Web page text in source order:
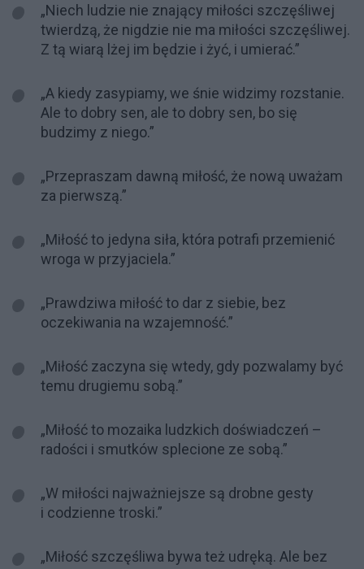
„Niech ludzie nie znający miłości szczęśliwej
twierdzą, że nigdzie nie ma miłości szczęśliwej.
Z tą wiarą lżej im będzie i żyć, i umierać.”
„A kiedy zasypiamy, we śnie widzimy rozstanie.
Ale to dobry sen, ale to dobry sen, bo się
budzimy z niego.”
„Przepraszam dawną miłość, że nową uważam
za pierwszą.”
„Miłość to jedyna siła, która potrafi przemienić
wroga w przyjaciela.”
„Prawdziwa miłość to dar z siebie, bez
oczekiwania na wzajemność.”
„Miłość zaczyna się wtedy, gdy pozwalamy być
temu drugiemu sobą.”
„Miłość to mozaika ludzkich doświadczeń –
radości i smutków splecione ze sobą.”
„W miłości najważniejsze są drobne gesty
i codzienne troski.”
„Miłość szczęśliwa bywa też udręką. Ale bez